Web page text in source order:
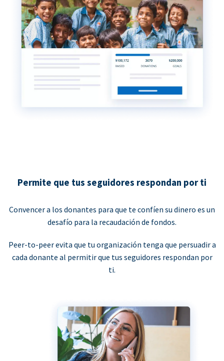
Permite que tus seguidores respondan por ti
Convencer a los donantes para que te confíen su dinero es un
desafío para la recaudación de fondos.
Peer-to-peer evita que tu organización tenga que persuadir a
cada donante al permitir que tus seguidores respondan por
ti.